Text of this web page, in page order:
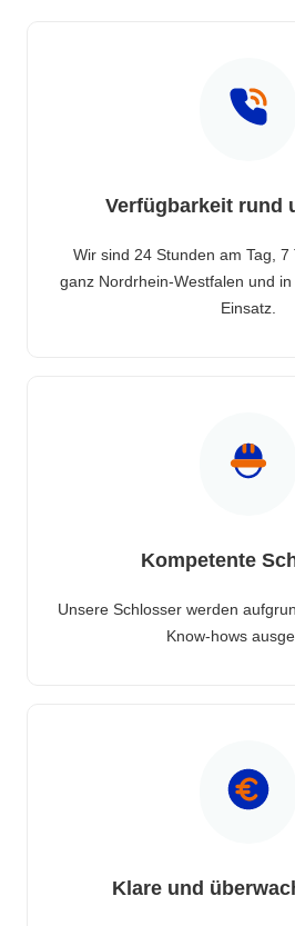
Verfügbarkeit rund
Wir sind 24 Stunden am Tag, 7
ganz Nordrhein-Westfalen und
Einsatz.
Kompetente
Unsere Schlosser werden
Know-hows
Klare und